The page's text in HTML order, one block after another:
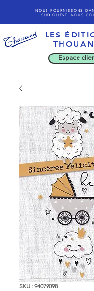
NOUS FOURNISSONS
SUD OUEST. NOUS
LES
THOU
Espace
SKU : 94079098